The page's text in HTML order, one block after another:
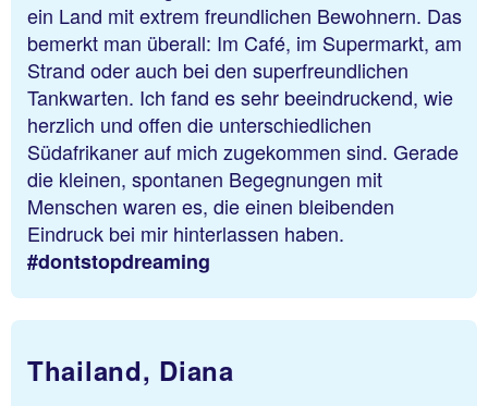
ein Land mit extrem freundlichen Bewohnern. Das
bemerkt man überall: Im Café, im Supermarkt, am
Strand oder auch bei den superfreundlichen
Tankwarten. Ich fand es sehr beeindruckend, wie
herzlich und offen die unterschiedlichen
Südafrikaner auf mich zugekommen sind. Gerade
die kleinen, spontanen Begegnungen mit
Menschen waren es, die einen bleibenden
Eindruck bei mir hinterlassen haben.
#dontstopdreaming
Thailand, Diana